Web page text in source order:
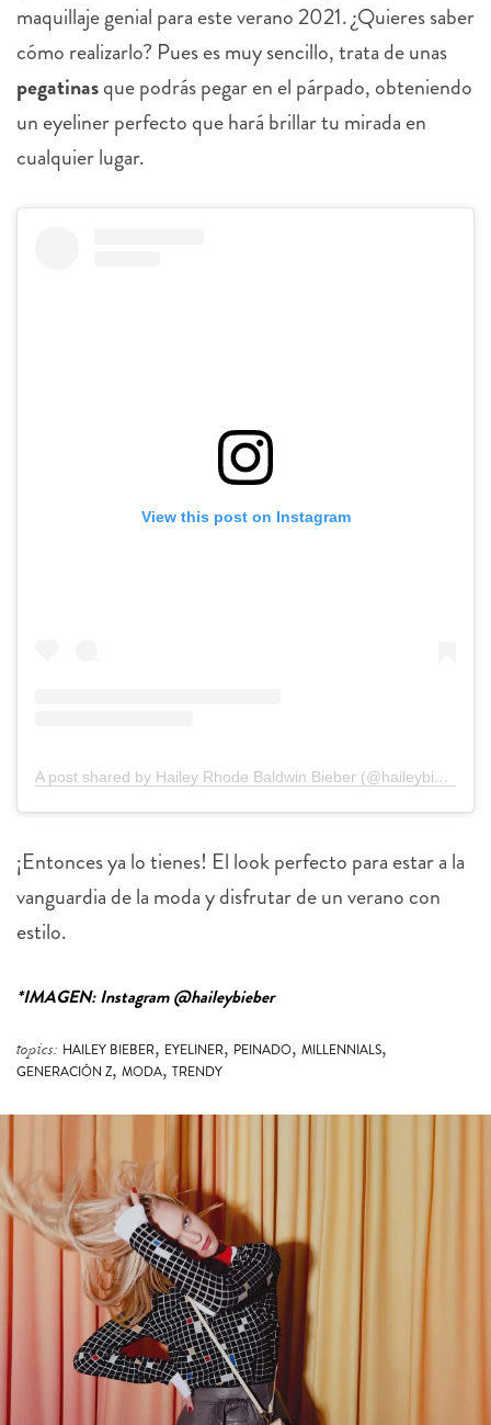
maquillaje genial para este verano 2021. ¿Quieres saber
cómo realizarlo? Pues es muy sencillo, trata de unas
pegatinasque podrás pegar en el párpado, obteniendo
un eyeliner perfecto que hará brillar tu mirada en
cualquier lugar.
View this post on Instagram
A post shared by Hailey Rhode Baldwin Bieber (@haileybieber)
¡Entonces ya lo tienes! El look perfecto para estar a la
vanguardia de la moda y disfrutar de un verano con
estilo.
*IMAGEN: Instagram @haileybieber
topics: HAILEY BIEBER, EYELINER, PEINADO, MILLENNIALS,
GENERACIÓN Z, MODA, TRENDY